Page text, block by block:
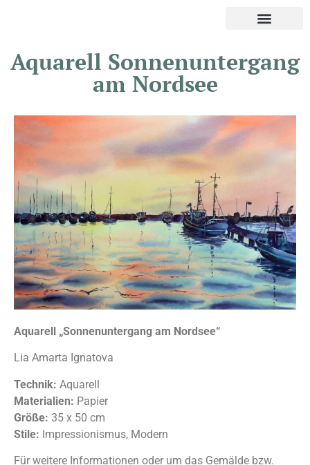
Aquarell Sonnenuntergang
am Nordsee
Aquarell „Sonnenuntergang am Nordsee“
Lia Amarta Ignatova
Technik: Aquarell
Materialien: Papier
Größe: 35 x 50 cm
Stile: Impressionismus, Modern
Für weitere Informationen oder um das Gemälde bzw.